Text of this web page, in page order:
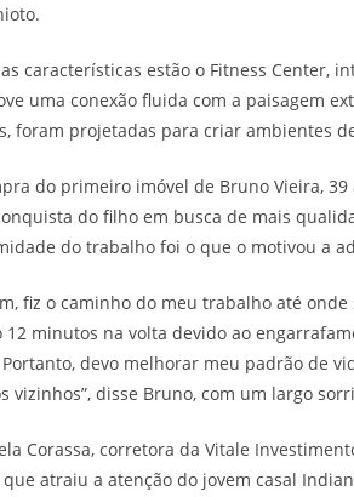
características estão o Fitness Center,
uma conexão fluida com a paisagem
foram projetadas para criar ambientes
do primeiro imóvel de Bruno Vieira,
do filho em busca de mais
do trabalho foi o que o motivou a
fiz o caminho do meu trabalho até
12 minutos na volta devido ao
devo melhorar meu padrão de
vizinhos”, disse Bruno, com um largo
Corassa, corretora da Vitale
atraiu a atenção do jovem casal